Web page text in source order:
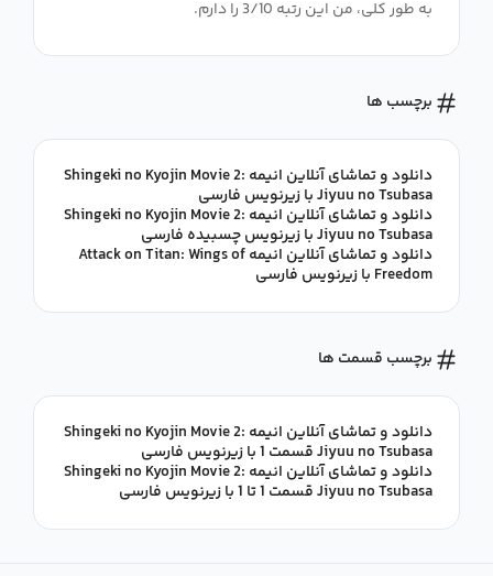
به طور کلی، من این رتبه 3/10 را دارم.
برچسب ها
دانلود و تماشای آنلاین انیمه Shingeki no Kyojin Movie 2:
Jiyuu no Tsubasa با زیرنویس فارسی
دانلود و تماشای آنلاین انیمه Shingeki no Kyojin Movie 2:
Jiyuu no Tsubasa با زیرنویس چسبیده فارسی
دانلود و تماشای آنلاین انیمه Attack on Titan: Wings of
Freedom با زیرنویس فارسی
برچسب قسمت ها
دانلود و تماشای آنلاین انیمه Shingeki no Kyojin Movie 2:
Jiyuu no Tsubasa قسمت 1 با زیرنویس فارسی
دانلود و تماشای آنلاین انیمه Shingeki no Kyojin Movie 2:
Jiyuu no Tsubasa قسمت 1 تا 1 با زیرنویس فارسی